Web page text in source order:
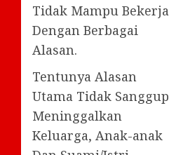
Tidak Mampu Bekerja
Dengan Berbagai
Alasan.
Tentunya Alasan
Utama Tidak Sanggup
Meninggalkan
Keluarga, Anak-anak